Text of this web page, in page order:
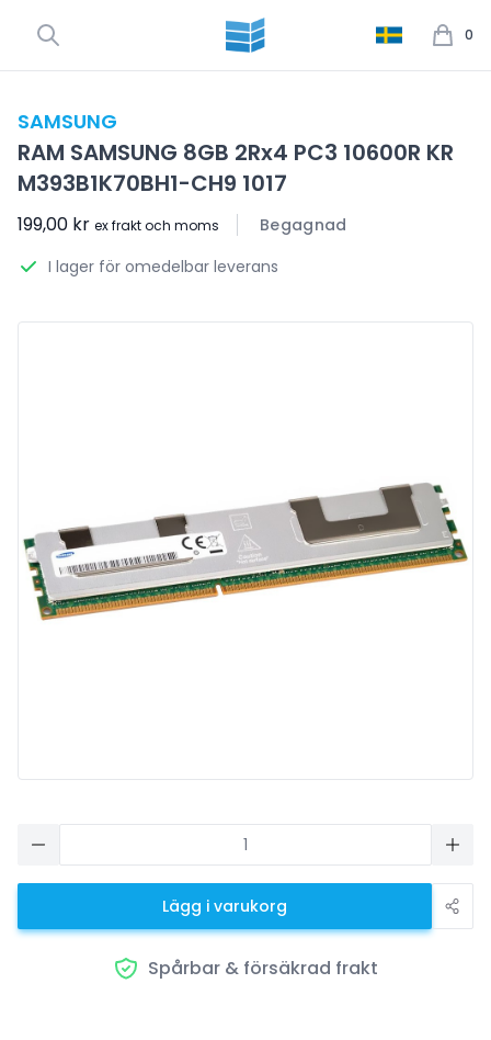
0
SAMSUNG
RAM SAMSUNG 8GB 2Rx4 PC3 10600R KR
M393B1K70BH1-CH9 1017
199,00 kr ex frakt och moms
Begagnad
I lager för omedelbar leverans
Lägg i varukorg
Spårbar & försäkrad frakt